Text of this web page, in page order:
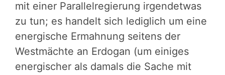
mit einer Parallelregierung irgendetwas
zu tun; es handelt sich lediglich um eine
energische Ermahnung seitens der
Westmächte an Erdogan (um einiges
energischer als damals die Sache mit